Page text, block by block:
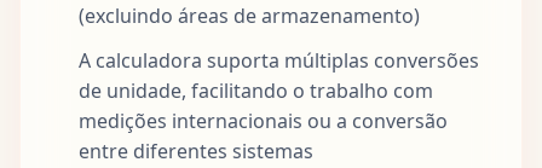
(excluindo áreas de armazenamento)
A calculadora suporta múltiplas conversões
de unidade, facilitando o trabalho com
medições internacionais ou a conversão
entre diferentes sistemas